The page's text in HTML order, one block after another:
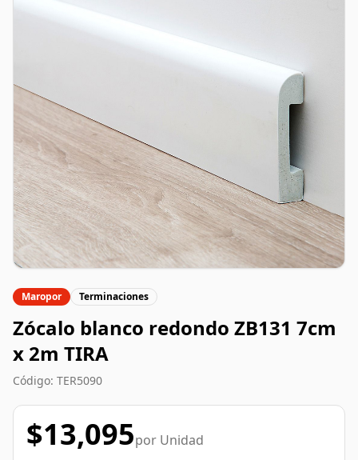
Maropor Terminaciones
Zócalo blanco redondo ZB131 7cm
x 2m TIRA
Código: TER5090
$13,095por Unidad